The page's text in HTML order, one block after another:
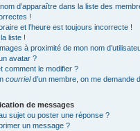
d’apparaître dans la liste des
!
et l’heure est toujours incorrecte !
liste !
à proximité de mon nom
avatar ?
comment le modifier ?
courrield’un membre, on me demande
de messages
sujet ou poster une réponse ?
un message ?